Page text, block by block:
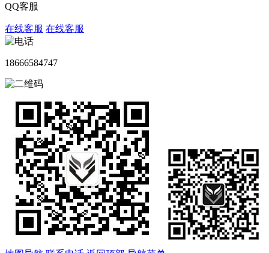
QQ客服
在线客服 在线客服
18666584747